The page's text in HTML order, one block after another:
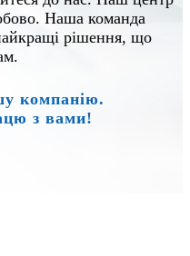
Наша команда
рішення, що
компанію.
з вами!